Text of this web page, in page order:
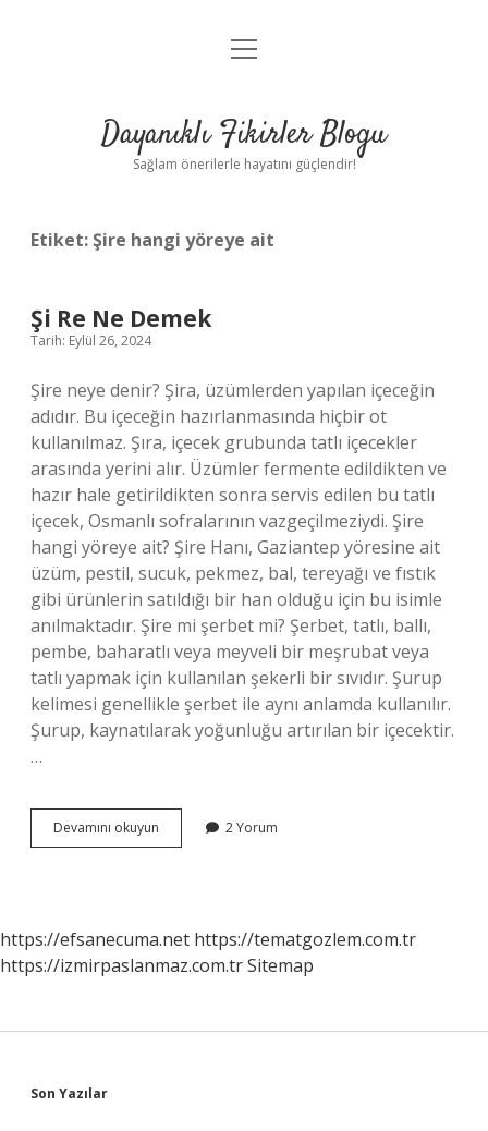
Anasayfa
Yasal Uyarı
menüyü
Dayanıklı Fikirler Blogu
Sağlam önerilerle hayatını güçlendir!
Etiket:Şire hangi yöreye ait
Şi Re Ne Demek
Tarih: Eylül 26, 2024
Şire neye denir? Şira, üzümlerden yapılan içeceğin
adıdır. Bu içeceğin hazırlanmasında hiçbir ot
kullanılmaz. Şıra, içecek grubunda tatlı içecekler
arasında yerini alır. Üzümler fermente edildikten ve
hazır hale getirildikten sonra servis edilen bu tatlı
içecek, Osmanlı sofralarının vazgeçilmeziydi. Şire
hangi yöreye ait? Şire Hanı, Gaziantep yöresine ait
üzüm, pestil, sucuk, pekmez, bal, tereyağı ve fıstık
gibi ürünlerin satıldığı bir han olduğu için bu isimle
anılmaktadır. Şire mi şerbet mi? Şerbet, tatlı, ballı,
pembe, baharatlı veya meyveli bir meşrubat veya
tatlı yapmak için kullanılan şekerli bir sıvıdır. Şurup
kelimesi genellikle şerbet ile aynı anlamda kullanılır.
Şurup, kaynatılarak yoğunluğu artırılan bir içecektir.
…
Devamını okuyun
Re
2 Yorum
https://efsanecuma.net https://tematgozlem.com.tr
https://izmirpaslanmaz.com.trSitemap
Sidebar
Son Yazılar